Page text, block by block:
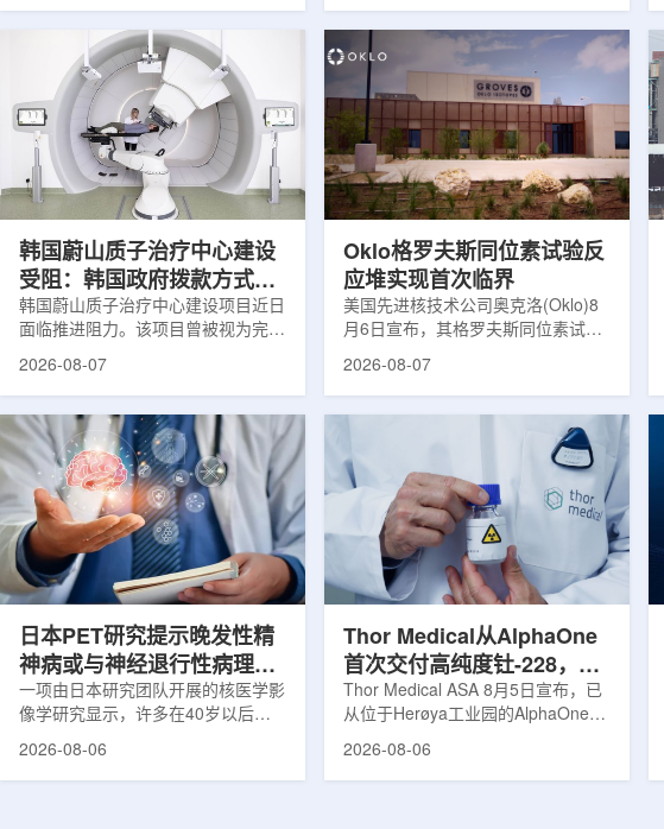
完成自研7款放射性药物的临床转
化，用于多种肿瘤诊疗。报告会上，
林国贤教授基于其团队多年的前沿探
索，系统梳理了针对前列腺癌靶点
PSMA的核药相关研究进展：一是F-
18标记PSMA靶向PET显像剂的分子
设计与临床优势;二是通过理性优化
分子结构，大幅提高Lu-177标记治
性药物开发》的学术报告。报告会采
取线上线下结合方式举行，放射所部
分科研人员和研究生参加。林国贤教
授长期从事肿瘤诊疗靶向放射性药物
开发研究，已主导或参与发表135余
篇同行评议期刊论文，提交30余项
放射性药物相关专利申请，并完成7
款自研放射性药物的临床转化，应用
韩国蔚山质子治疗中心建设
受阻：韩国政府拨款方式调
整影响项目推进
韩国蔚山质子治疗中心建设项目近日
面临推进阻力。该项目曾被视为完善
韩国东南部区域癌症治疗体系的关键
的难度明显上升。据蔚山市8月6日
消息，蔚山市已于去年3月完成质子
治疗中心建设可行性研究及基本规划
制定服务，并开始争取国家拨款。不
过，韩国保健福祉部回复称，难以单
独为蔚山市提供大型项目资金。此
前，蔚山市曾计划通过建设质子治疗
中心，构建癌症患者可在区域内完成
2026-08-07
Oklo格罗夫斯同位素试验反
应堆实现首次临界
美国先进核技术公司奥克洛(Oklo)8
月6日宣布，其格罗夫斯同位素试验
反应堆已在低功率状态下实现可控自
格罗夫斯同位素试验反应堆设施(图
片：格罗夫斯)格罗夫斯低功率试验
反应堆位于美国得克萨斯州洛克哈
特，是美国能源部反应堆试点计划下
首个在私人土地上实现临界的反应
堆。根据奥克洛介绍，该设施从未开
发土地起步建设，完成了土建开挖、
工程建设、组件制造或采购、燃料配
2026-08-07
日本PET研究提示晚发性精
神病或与神经退行性病理相
关
一项由日本研究团队开展的核医学影
像学研究显示，许多在40岁以后首
次出现幻觉、妄想等精神病性症状的
2026-08-06
Thor Medical从AlphaOne
首次交付高纯度钍-228，商
业供货启动
Thor Medical ASA 8月5日宣布，已
从位于Herøya工业园的AlphaOne生
产设施完成首批高纯度钍-228(Th-
2026-08-06